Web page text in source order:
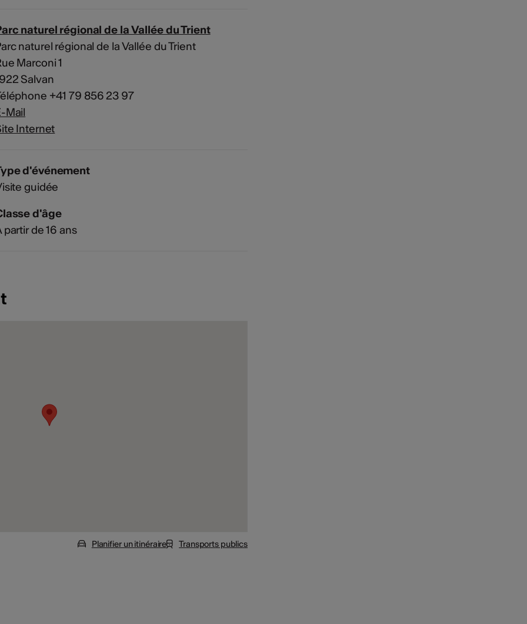
naturel régional de la Vallée du Trient
naturel régional de la Vallée du Trient
Marconi 1
Salvan
+41 79 856 23 97
Mail
Internet
d'événement
guidée
d'âge
partir de 16 ans
Planifier un itinéraire Transports publics